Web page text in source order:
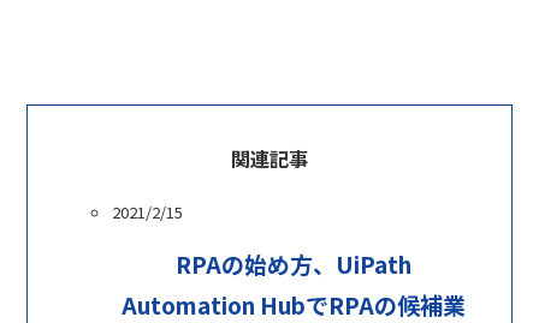
関連記事
2021/2/15
RPAの始め方、UiPath
Automation HubでRPAの候補業